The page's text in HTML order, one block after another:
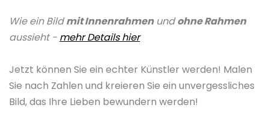
Wie ein Bildmit Innenrahmenundohne Rahmen
aussieht - mehr Details hier
Jetzt können Sie ein echter Künstler werden! Malen
Sie nach Zahlen und kreieren Sie ein unvergessliches
Bild, das Ihre Lieben bewundern werden!
Produktbewertung
ist
von
5
Sternen.